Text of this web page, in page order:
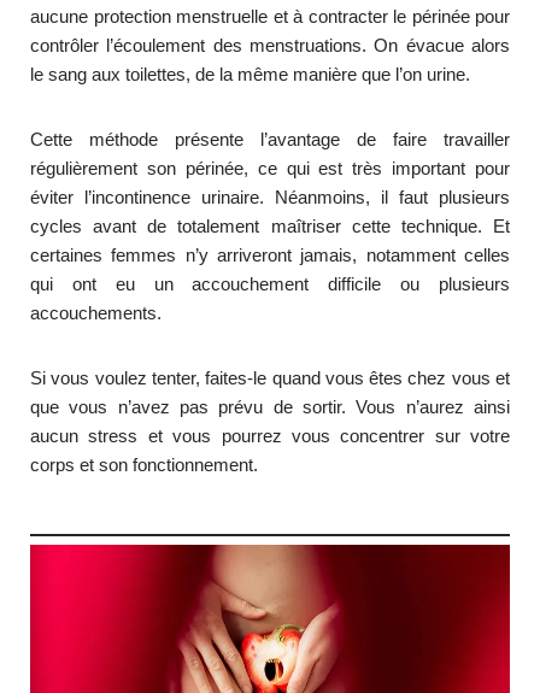
aucune protection menstruelle et à contracter le périnée pour
contrôler l’écoulement des menstruations. On évacue alors
le sang aux toilettes, de la même manière que l’on urine.
Cette méthode présente l’avantage de faire travailler
régulièrement son périnée, ce qui est très important pour
éviter l’incontinence urinaire. Néanmoins, il faut plusieurs
cycles avant de totalement maîtriser cette technique. Et
certaines femmes n’y arriveront jamais, notamment celles
qui ont eu un accouchement difficile ou plusieurs
accouchements.
Si vous voulez tenter, faites-le quand vous êtes chez vous et
que vous n’avez pas prévu de sortir. Vous n’aurez ainsi
aucun stress et vous pourrez vous concentrer sur votre
corps et son fonctionnement.